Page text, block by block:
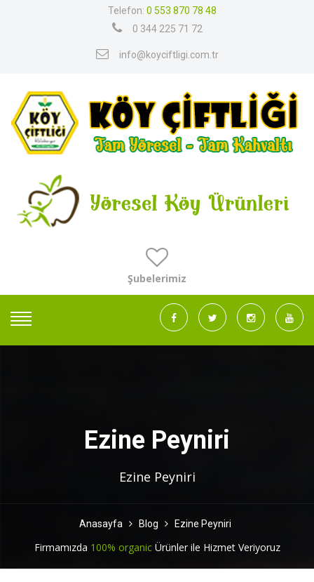
Telefon: 0 553 870 78 48
0 344 225 71 72
info@koyciftligi.com.tr
Şubelerimiz
Ezine Peyniri
Ezine Peyniri
Anasayfa Blog Ezine Peyniri
Firmamızda 100% organicÜrünler ile Hizmet Veriyoruz